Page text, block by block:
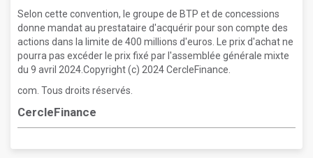
Selon cette convention, le groupe de BTP et de concessions
donne mandat au prestataire d'acquérir pour son compte des
actions dans la limite de 400 millions d'euros. Le prix d'achat ne
pourra pas excéder le prix fixé par l'assemblée générale mixte
du 9 avril 2024.Copyright (c) 2024 CercleFinance.
com. Tous droits réservés.
CercleFinance